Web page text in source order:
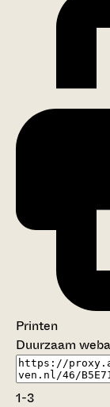
Printen
Duurzaam
1-3